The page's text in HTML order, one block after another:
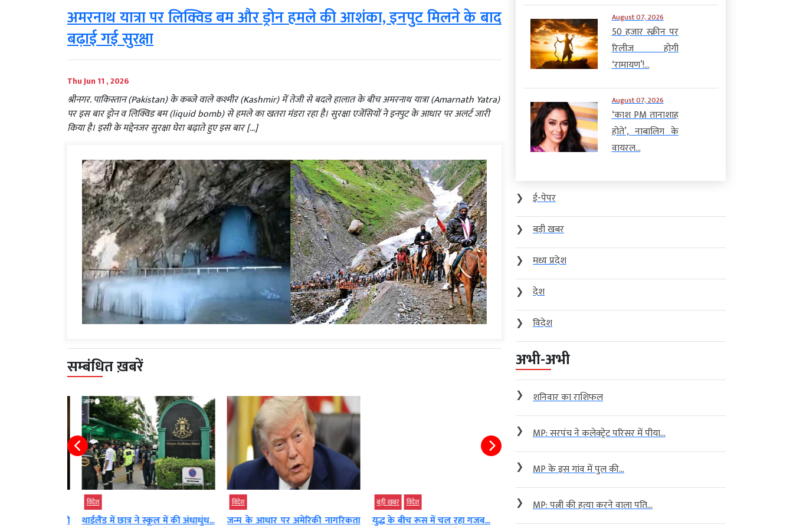
अमरनाथ यात्रा पर लिक्विड बम और ड्रोन हमले की आशंका, इनपुट मिलने के बाद
बढ़ाई गई सुरक्षा
Thu Jun 11 , 2026
श्रीनगर. पाकिस्तान (Pakistan) के कब्जे वाले कश्मीर (Kashmir) में तेजी से बदले हालात के बीच अमरनाथ यात्रा (Amarnath Yatra)
पर इस बार ड्रोन व लिक्विड बम (liquid bomb) से हमले का खतरा मंडरा रहा है। सुरक्षा एजेंसियों ने इनपुट के आधार पर अलर्ट जारी
किया है। इसी के मद्देनजर सुरक्षा घेरा बढ़ाते हुए इस बार […]
सम्बंधित ख़बरें
विदेश
थाईलैंड में छात्र ने स्कूल में की अंधाधुंध...
विदेश
जन्म के आधार पर अमेरिकी नागरिकता
बड़ी खबर विदेश
युद्ध के बीच रूस में चल रहा गजब...
विदेश
मुसीबत में Meta, भारत में माफी… उधर
अंतरिक्ष में भारतवंशी अनिल मेनन की
August 07, 2026
50 हजार स्क्रीन पर
रिलीज होगी
‘रामायण’!...
August 07, 2026
‘काश PM तानाशाह
होते’, नाबालिग के
वायरल...
❯
ई-पेपर
❯
बड़ी खबर
❯
मध्य प्रदेश
❯
देश
❯
विदेश
अभी-अभी
❯ शनिवार का राशिफल
❯ MP: सरपंच ने कलेक्ट्रेट परिसर में पीया...
❯ MP के इस गांव में पुल की...
❯ MP: पत्नी की हत्या करने वाला पति...